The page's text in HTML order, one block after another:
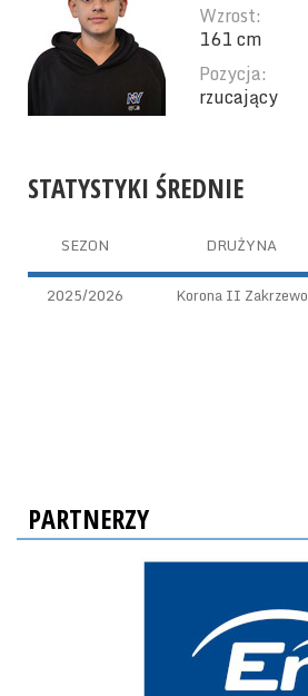
Wzrost:
161 cm
Pozycja:
rzucający
STATYSTYKI ŚREDNIE
SEZON DRUŻYNA
2025/2026 Korona II Zakrzewo
PARTNERZY